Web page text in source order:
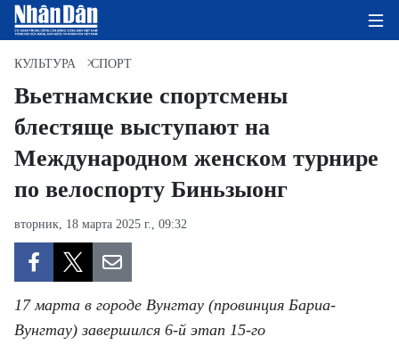
ГЛАВНАЯ СТРАНИЦА
ПОЛИТИКА
ЭКОНОМИКА
КУЛЬТУРА
КУЛЬТУРА СПОРТ
Вьетнамские спортсмены
блестяще выступают на
Международном женском турнире
по велоспорту Биньзыонг
вторник, 18 марта 2025 г., 09:32
17 марта в городе Вунгтау (провинция Бариа-
Вунгтау) завершился 6-й этап 15-го